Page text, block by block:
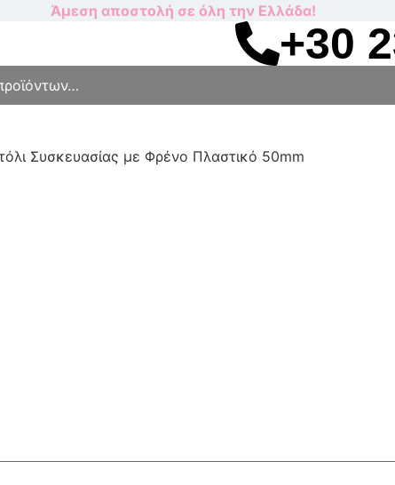
Άμεση αποστολή σε όλη την Ελλάδα!
+30
Συσκευασίας με Φρένο Πλαστικό 50mm